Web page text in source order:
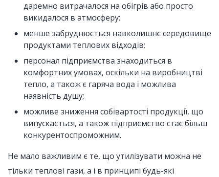
даремно витрачалося на обігрів або просто
викидалося в атмосферу;
менше забруднюється навколишнє середовище
продуктами теплових відходів;
персонал підприємства знаходиться в
комфортних умовах, оскільки на виробництві
тепло, а також є гаряча вода і можлива
наявність душу;
можливе зниження собівартості продукції, що
випускається, а також підприємство стає більш
конкурентоспроможним.
Не мало важливим є те, що утилізувати можна не
тільки теплові гази, а і в принципі будь-які